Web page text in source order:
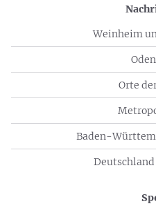
Weinheim
Orte
Baden-